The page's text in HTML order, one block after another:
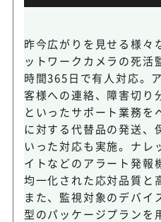
昨今広がりを見せる様々
ットワークカメラの死活
時間365日で有人対応。
客様への連絡、障害切り
といったサポート業務を
に対する代替品の発送、
いった対応も実施。ナレ
イトなどのアラート発報
均一化された応対品質と
また、監視対象のデバイ
型のパッケージプランを